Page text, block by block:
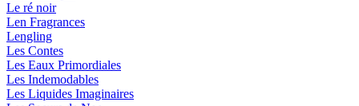
Le ré noir
Len Fragrances
Lengling
Les Contes
Les Eaux Primordiales
Les Indemodables
Les Liquides Imaginaires